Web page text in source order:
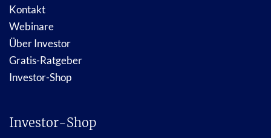
Kontakt
Webinare
Über Investor
Gratis-Ratgeber
Investor-Shop
Investor-Shop